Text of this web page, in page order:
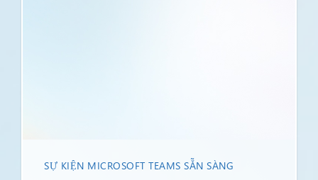
SỰ KIỆN MICROSOFT TEAMS SẴN SÀNG